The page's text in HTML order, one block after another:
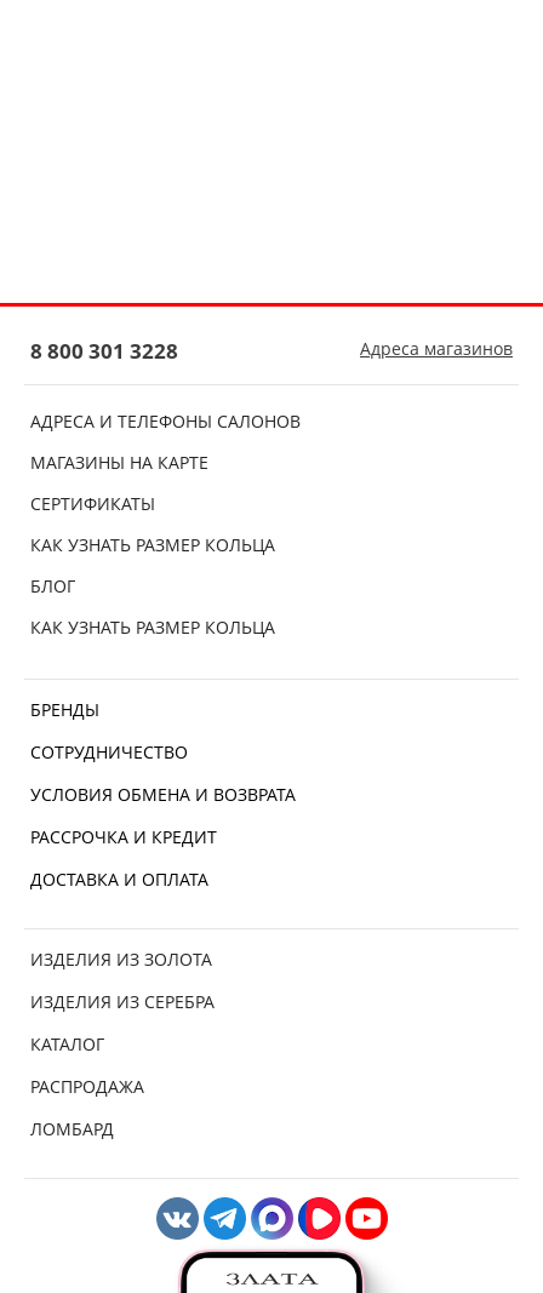
АДРЕСА И ТЕЛЕФОНЫ САЛОНОВ
МАГАЗИНЫ НА КАРТЕ
СЕРТИФИКАТЫ
КАК УЗНАТЬ РАЗМЕР КОЛЬЦА
БЛОГ
КАК УЗНАТЬ РАЗМЕР КОЛЬЦА
БРЕНДЫ
СОТРУДНИЧЕСТВО
УСЛОВИЯ ОБМЕНА И ВОЗВРАТА
РАССРОЧКА И КРЕДИТ
ДОСТАВКА И ОПЛАТА
ИЗДЕЛИЯ ИЗ ЗОЛОТА
ИЗДЕЛИЯ ИЗ СЕРЕБРА
КАТАЛОГ
РАСПРОДАЖА
ЛОМБАРД
8 800 301 3228 Адреса магазинов